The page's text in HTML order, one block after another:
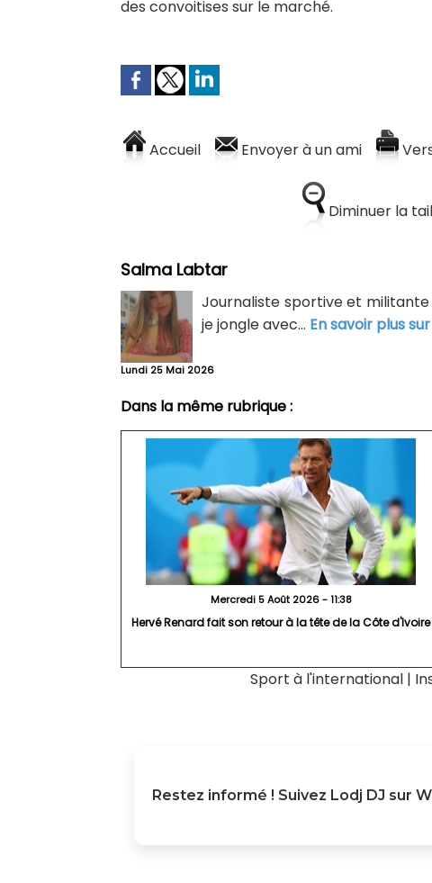
des convoitises sur le marché.
Accueil Envoyer à un ami
Diminuer la
Salma Labtar
Journaliste sportive et militante
je jongle avec... En savoir plus
Lundi 25 Mai 2026
Dans la même rubrique :
Mercredi 5 Août 2026 - 11:38
Hervé Renard fait son retour à la tête de la Côte d'Ivoire
Sport à l'international |
Restez informé ! Suivez Lodj DJ sur